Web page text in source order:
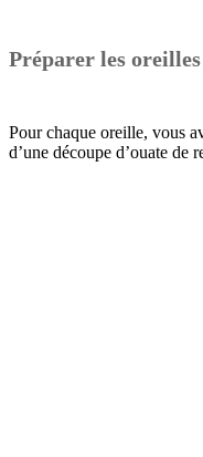
Préparer les oreilles
Pour chaque oreille, vous
d’une découpe d’ouate de